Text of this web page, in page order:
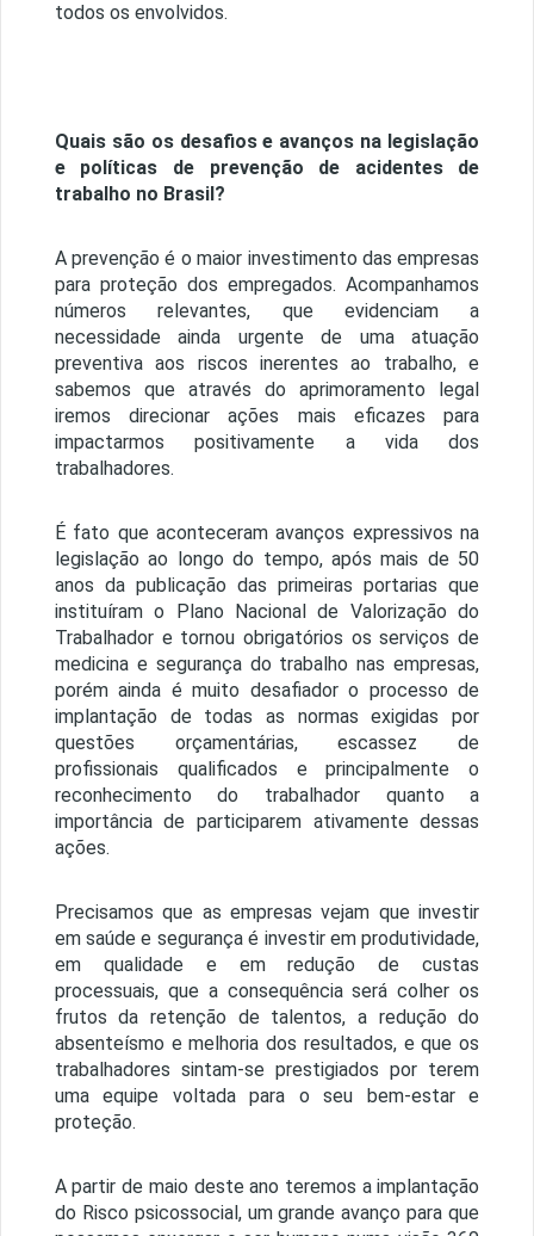
todos os envolvidos.
Quais são os desafios e avanços na legislação
e políticas de prevenção de acidentes de
trabalho no Brasil?
A prevenção é o maior investimento das empresas
para proteção dos empregados. Acompanhamos
números relevantes, que evidenciam a
necessidade ainda urgente de uma atuação
preventiva aos riscos inerentes ao trabalho, e
sabemos que através do aprimoramento legal
iremos direcionar ações mais eficazes para
impactarmos positivamente a vida dos
trabalhadores.
É fato que aconteceram avanços expressivos na
legislação ao longo do tempo, após mais de 50
anos da publicação das primeiras portarias que
instituíram o Plano Nacional de Valorização do
Trabalhador e tornou obrigatórios os serviços de
medicina e segurança do trabalho nas empresas,
porém ainda é muito desafiador o processo de
implantação de todas as normas exigidas por
questões orçamentárias, escassez de
profissionais qualificados e principalmente o
reconhecimento do trabalhador quanto a
importância de participarem ativamente dessas
ações.
Precisamos que as empresas vejam que investir
em saúde e segurança é investir em produtividade,
em qualidade e em redução de custas
processuais, que a consequência será colher os
frutos da retenção de talentos, a redução do
absenteísmo e melhoria dos resultados, e que os
trabalhadores sintam-se prestigiados por terem
uma equipe voltada para o seu bem-estar e
proteção.
A partir de maio deste ano teremos a implantação
do Risco psicossocial, um grande avanço para que